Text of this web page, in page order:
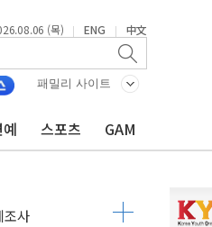
(목) | ENG | 中文
패밀리 사이트
스포츠 GAM
조사